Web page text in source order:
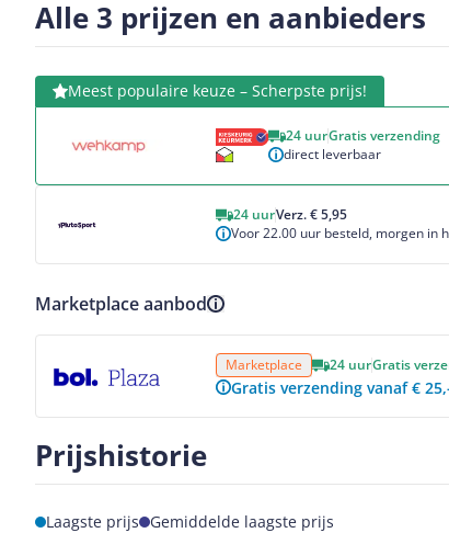
Alle 3 prijzen en aanbieders
Meest populaire keuze – Scherpste prijs!
24 uurGratis verzending
direct leverbaar
Bekijk product
24 uurVerz. € 5,95
Voor 22.00 uur besteld, morgen in
Marketplace aanbod
Marketplace 24 uurGratis
Gratis verzending vanaf €
Prijshistorie
Laagste prijs Gemiddelde laagste prijs